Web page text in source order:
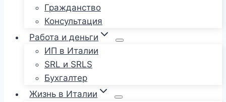
Гражданство
Консультация
Работа и деньги
ИП в Италии
SRL и SRLS
Бухгалтер
Жизнь в Италии